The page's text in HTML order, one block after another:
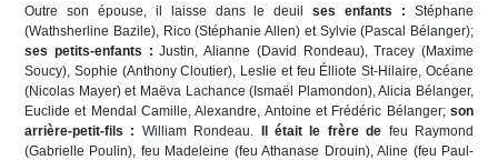
Outre son épouse, il laisse dans le deuilses enfants : Stéphane
(Wathsherline Bazile), Rico (Stéphanie Allen) et Sylvie (Pascal Bélanger);
ses petits-enfants : Justin, Alianne (David Rondeau), Tracey (Maxime
Soucy), Sophie (Anthony Cloutier), Leslie et feu Élliote St-Hilaire, Océane
(Nicolas Mayer) et Maëva Lachance (Ismaël Plamondon), Alicia Bélanger,
Euclide et Mendal Camille, Alexandre, Antoine et Frédéric Bélanger; son
arrière-petit-fils : William Rondeau. Il était le frère de feu Raymond
(Gabrielle Poulin), feu Madeleine (feu Athanase Drouin), Aline (feu Paul-